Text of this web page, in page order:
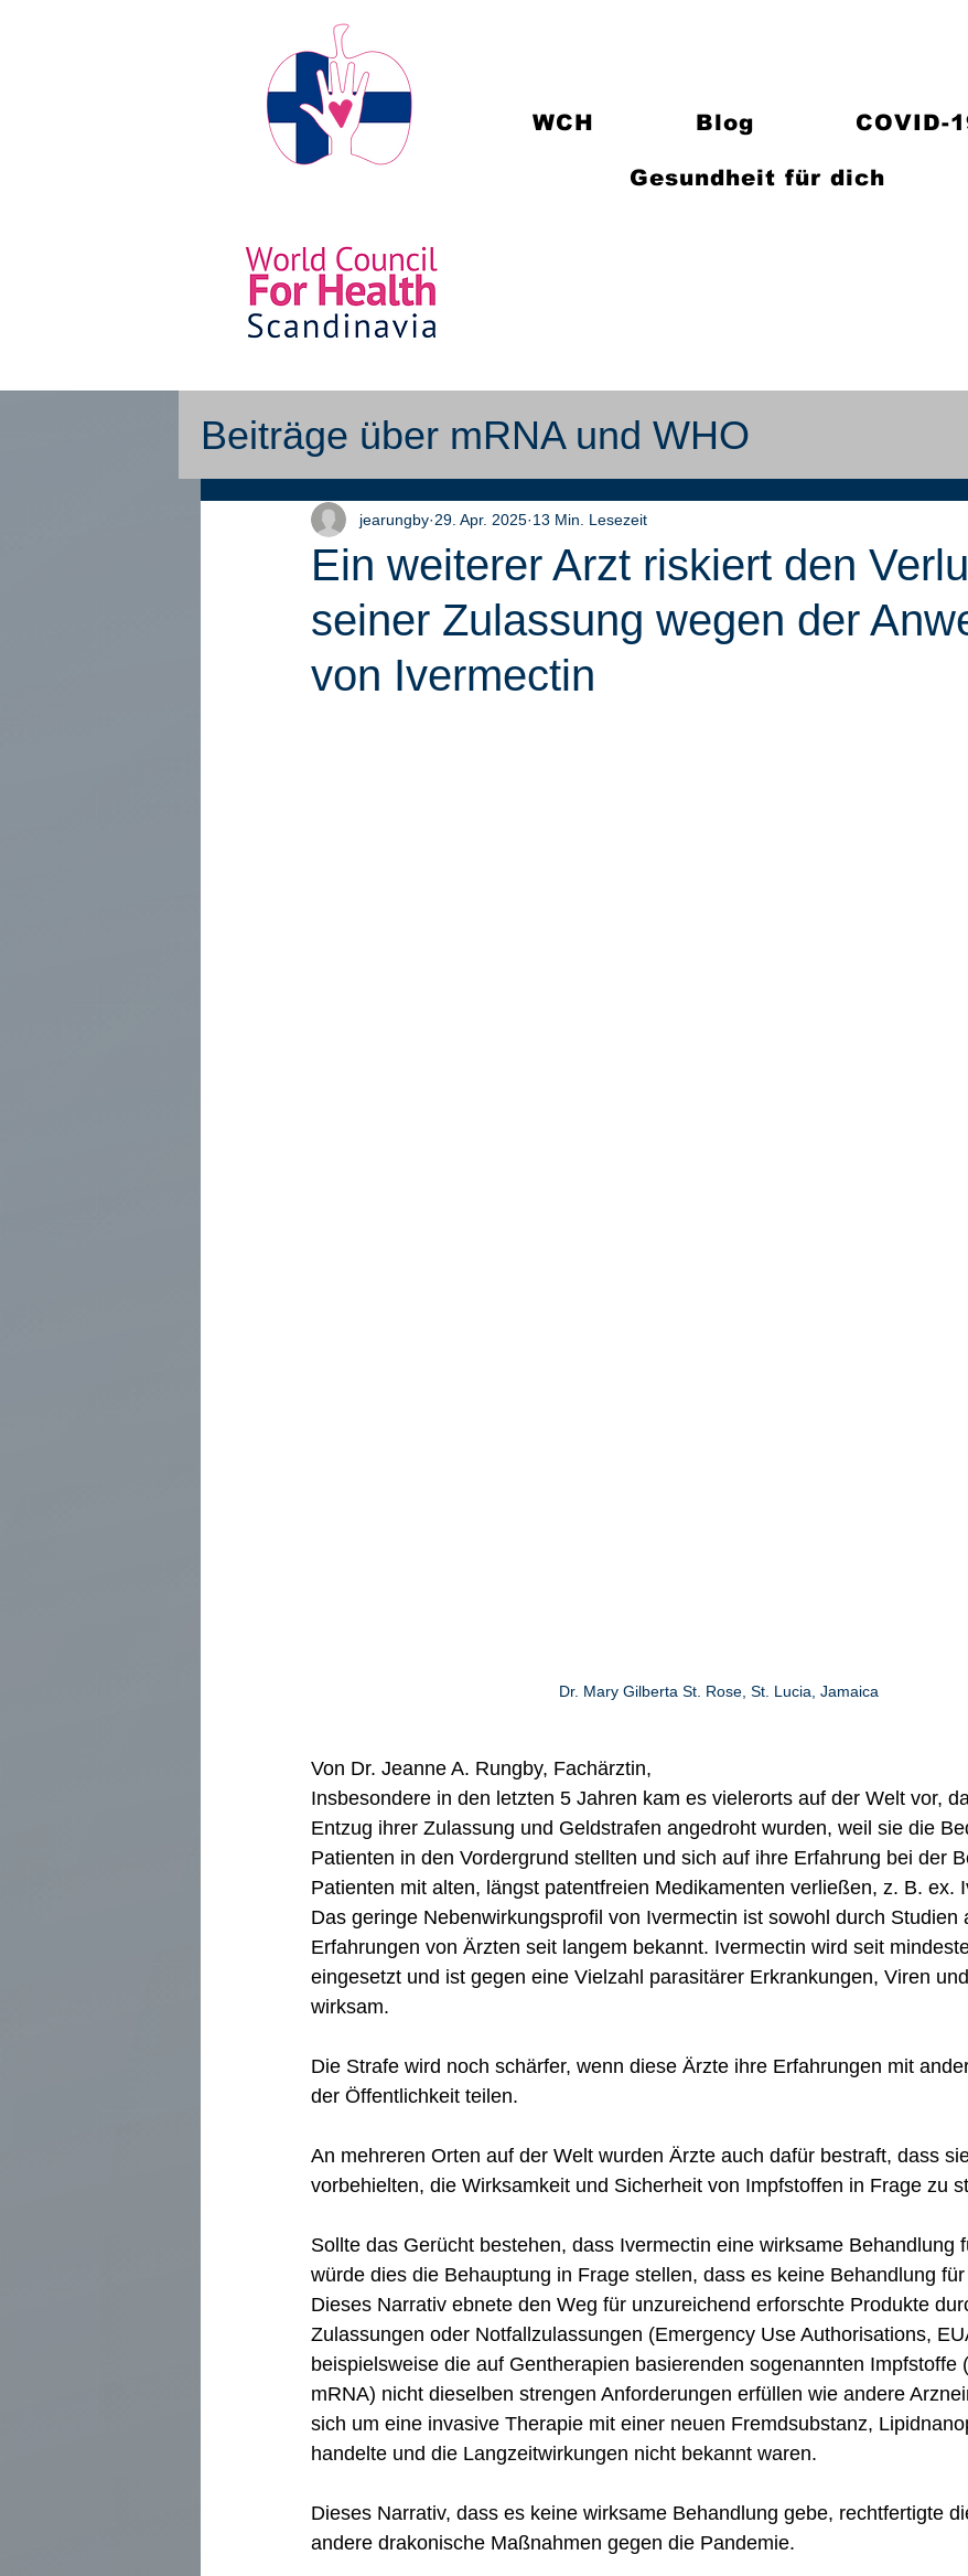
WCH Blog COVID-
Gesundheit für dich
Beiträge über mRNA und WHO
Ein weiterer Arzt riskiert den
seiner Zulassung wegen der
von Ivermectin
jearungby 29. Apr. 2025 13 Min. Lesezeit
Dr. Mary Gilberta St. Rose, St. Lucia, Jamaica
Von Dr. Jeanne A. Rungby, Fachärztin,
Insbesondere in den letzten 5 Jahren kam es vielerorts auf der Welt vor,
Entzug ihrer Zulassung und Geldstrafen angedroht wurden, weil sie die
Patienten in den Vordergrund stellten und sich auf ihre Erfahrung bei der
Patienten mit alten, längst patentfreien Medikamenten verließen, z. B. ex.
Das geringe Nebenwirkungsprofil von Ivermectin ist sowohl durch Studien
Erfahrungen von Ärzten seit langem bekannt. Ivermectin wird seit
eingesetzt und ist gegen eine Vielzahl parasitärer Erkrankungen, Viren
wirksam.
Die Strafe wird noch schärfer, wenn diese Ärzte ihre Erfahrungen mit
der Öffentlichkeit teilen.
An mehreren Orten auf der Welt wurden Ärzte auch dafür bestraft, dass
vorbehielten, die Wirksamkeit und Sicherheit von Impfstoffen in Frage zu
Sollte das Gerücht bestehen, dass Ivermectin eine wirksame Behandlung
würde dies die Behauptung in Frage stellen, dass es keine Behandlung
Dieses Narrativ ebnete den Weg für unzureichend erforschte Produkte
Zulassungen oder Notfallzulassungen (Emergency Use Authorisations,
beispielsweise die auf Gentherapien basierenden sogenannten Impfstoffe
mRNA) nicht dieselben strengen Anforderungen erfüllen wie andere
sich um eine invasive Therapie mit einer neuen Fremdsubstanz,
handelte und die Langzeitwirkungen nicht bekannt waren.
Dieses Narrativ, dass es keine wirksame Behandlung gebe, rechtfertigte
andere drakonische Maßnahmen gegen die Pandemie.